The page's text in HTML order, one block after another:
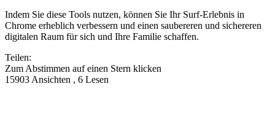
Indem Sie diese Tools nutzen, können Sie Ihr Surf-Erlebnis in
Chrome erheblich verbessern und einen saubereren und sichereren
digitalen Raum für sich und Ihre Familie schaffen.
Teilen:
Zum Abstimmen auf einen Stern klicken
15903 Ansichten , 6 Lesen